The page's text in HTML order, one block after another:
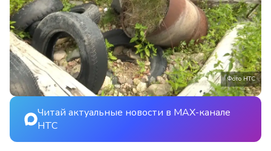
Фото НТС
Читай актуальные новости в MAX-канале
НТС